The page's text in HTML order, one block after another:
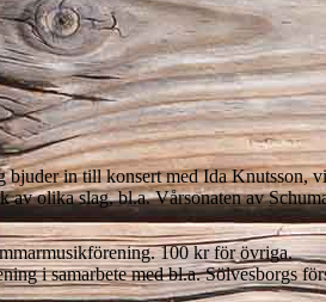
bjuder in till konsert med Ida Knutsson,
av olika slag, bl.a. Vårsonaten av
100 kr för övriga.
i samarbete med bl.a. Sölvesborgs